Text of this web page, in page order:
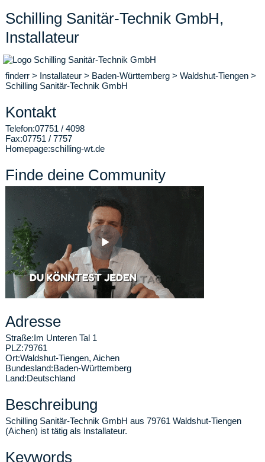
Schilling Sanitär-Technik GmbH,
Installateur
finderr > Installateur > Baden-Württemberg > Waldshut-Tiengen >
Schilling Sanitär-Technik GmbH
Kontakt
Telefon:07751 / 4098
Fax:07751 / 7757
Homepage:schilling-wt.de
Finde deine Community
Adresse
Straße:Im Unteren Tal 1
PLZ:79761
Ort:Waldshut-Tiengen, Aichen
Bundesland:Baden-Württemberg
Land:Deutschland
Beschreibung
Schilling Sanitär-Technik GmbH aus 79761 Waldshut-Tiengen
(Aichen) ist tätig als Installateur.
Keywords